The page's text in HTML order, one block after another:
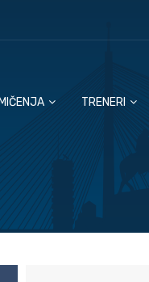
TRENERI